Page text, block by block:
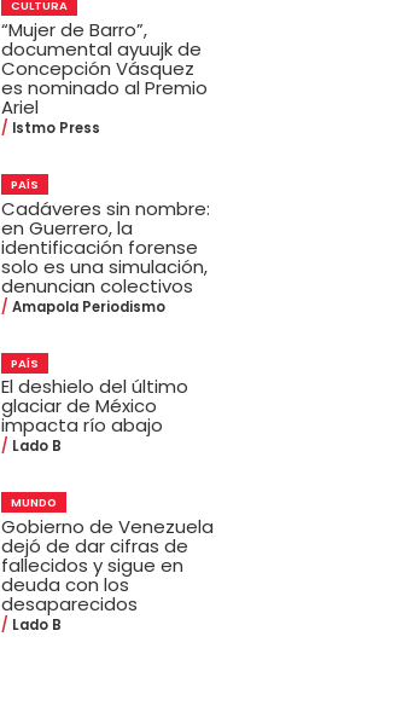
CULTURA
“Mujer de Barro”,
documental ayuujk de
Concepción Vásquez
es nominado al Premio
Ariel
Istmo Press
PAÍS
Cadáveres sin nombre:
en Guerrero, la
identificación forense
solo es una simulación,
denuncian colectivos
Amapola Periodismo
PAÍS
El deshielo del último
glaciar de México
impacta río abajo
Lado B
MUNDO
Gobierno de Venezuela
dejó de dar cifras de
fallecidos y sigue en
deuda con los
desaparecidos
Lado B